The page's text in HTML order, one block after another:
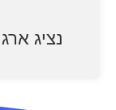
נציג